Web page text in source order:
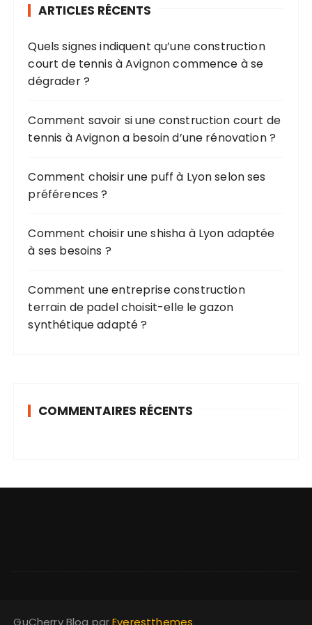
e
p
o
r
ARTICLES RÉCENTS
Quels signes indiquent qu’une construction
court de tennis à Avignon commence à se
dégrader ?
Comment savoir si une construction court de
tennis à Avignon a besoin d’une rénovation ?
Comment choisir une puff à Lyon selon ses
préférences ?
Comment choisir une shisha à Lyon adaptée
à ses besoins ?
Comment une entreprise construction
terrain de padel choisit-elle le gazon
synthétique adapté ?
COMMENTAIRES RÉCENTS
GuCherry Blog parEverestthemes